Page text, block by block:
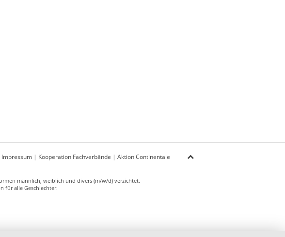
Impressum| Kooperation Fachverbände | Aktion Continentale
männlich, weiblich und divers (m/w/d) verzichtet.
für alle Geschlechter.